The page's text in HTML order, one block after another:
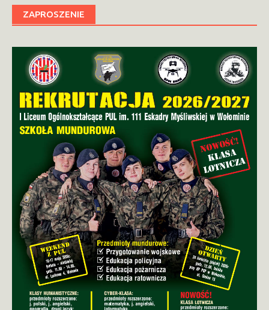
ZAPROSZENIE